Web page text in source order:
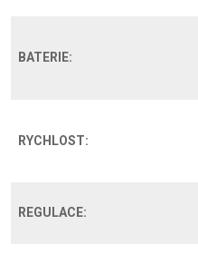
BATERIE:
RYCHLOST:
REGULACE: